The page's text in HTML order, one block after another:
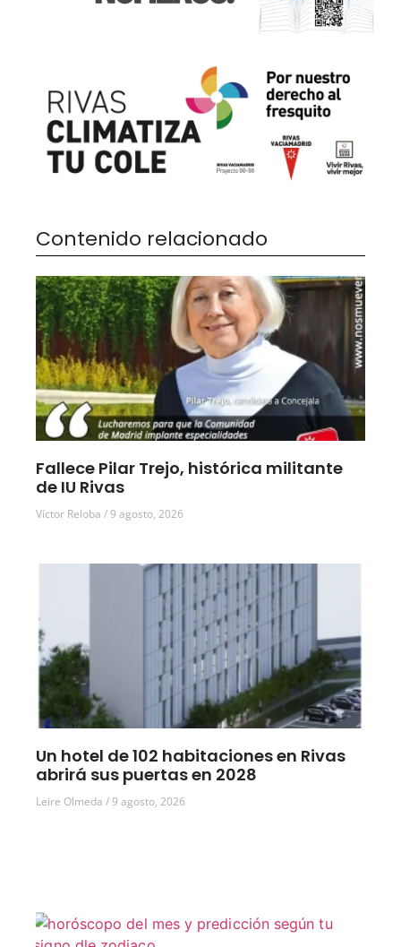
Contenido relacionado
Fallece Pilar Trejo, histórica militante
de IU Rivas
Víctor Reloba 9 agosto, 2026
Un hotel de 102 habitaciones en Rivas
abrirá sus puertas en 2028
Leire Olmeda 9 agosto, 2026